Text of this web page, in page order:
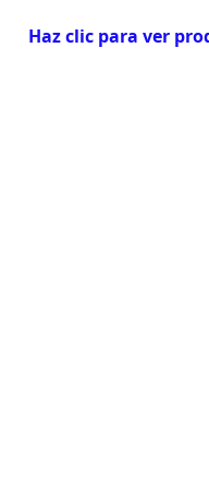
Haz clic para ver